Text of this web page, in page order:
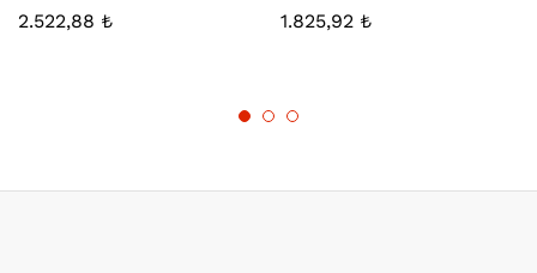
2.522,88 ₺ 1.825,92 ₺